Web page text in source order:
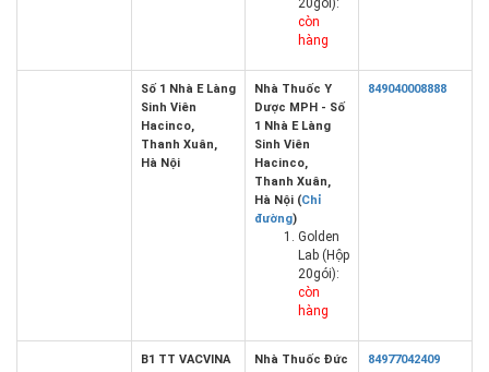
20gói):
còn
hàng
Số 1 Nhà E Làng
Sinh Viên
Hacinco,
Thanh Xuân,
Hà Nội
Nhà Thuốc Y
Dược MPH - Số
1 Nhà E Làng
Sinh Viên
Hacinco,
Thanh Xuân,
Hà Nội (Chỉ
đường)
Golden
Lab (Hộp
20gói):
còn
hàng
849040008888
B1 TT VACVINA
Nhà Thuốc Đức
84977042409